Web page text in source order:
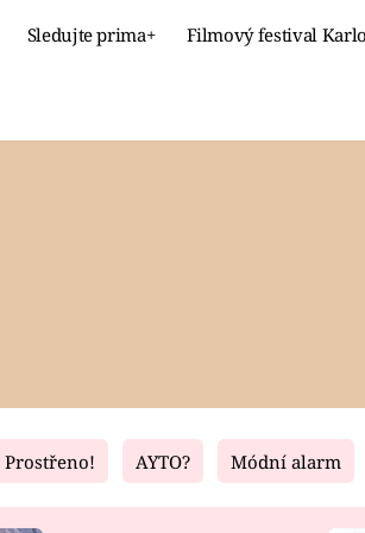
Sledujte prima+ Filmový festival
Living
Prostřeno! AYTO? Módní alarm